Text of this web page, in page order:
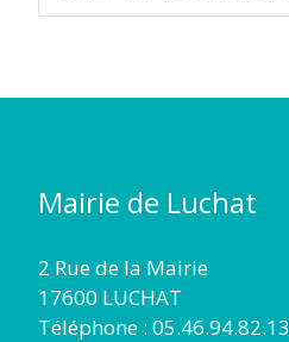
Mairie de Luchat
2 Rue de la Mairie
17600 LUCHAT
Téléphone : 05.46.94.82.13